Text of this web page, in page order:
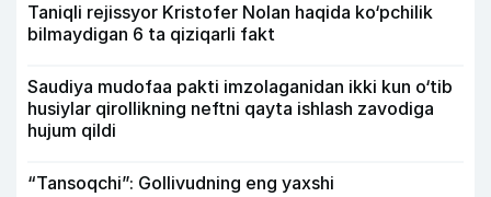
Taniqli rejissyor Kristofer Nolan haqida ko‘pchilik
bilmaydigan 6 ta qiziqarli fakt
Saudiya mudofaa pakti imzolaganidan ikki kun o‘tib
husiylar qirollikning neftni qayta ishlash zavodiga
hujum qildi
“Tansoqchi”: Gollivudning eng yaxshi